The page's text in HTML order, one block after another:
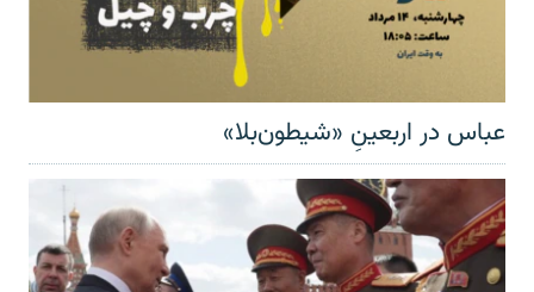
عباس در اربعینِ «شیطون‌بلا»